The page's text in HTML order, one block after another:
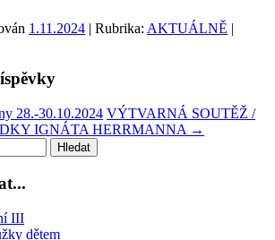
1.11.2024 | Rubrika: AKTUÁLNĚ |
28.-30.10.2024 VÝTVARNÁ SOUTĚŽ /
IGNÁTA HERRMANNA →
III
dětem